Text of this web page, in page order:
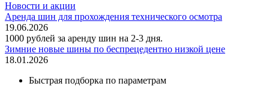
Новости и акции
Аренда шин для прохождения технического осмотра
19.06.2026
1000 рублей за аренду шин на 2-3 дня.
Зимние новые шины по беспрецедентно низкой цене
18.01.2026
Быстрая подборка по параметрам